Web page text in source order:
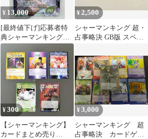
¥ 13,000
[最終値下げ]応募者特
典シャーマンキングカ
ード 侍/阿弥陀 進化霊
超・占事略決
¥2,500
シャーマンキング 超・
占事略決 GB版 スペシ
¥300
【シャーマンキング】
カードまとめ売り
¥3,000
シャーマンキング 超
占事略決 カードゲー